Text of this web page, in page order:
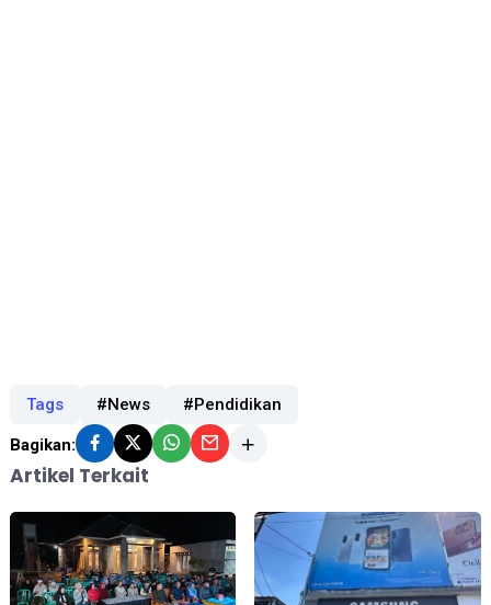
Tags #News #Pendidikan
Bagikan:
Artikel Terkait